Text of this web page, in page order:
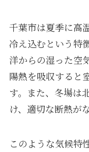
千葉市は夏季に高
冷え込むという特
洋からの湿った空
陽熱を吸収すると
す。また、冬場は
け、適切な断熱が
このような気候特